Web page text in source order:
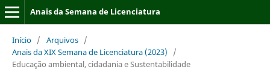
Anais da Semana de Licenciatura
Início / Arquivos /
Anais da XIX Semana de Licenciatura (2023)
/
Educação ambiental, cidadania e Sustentabilidade